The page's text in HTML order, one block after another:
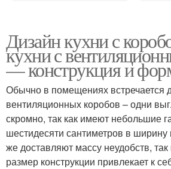
Вентиляционная шахта
Вентиляционные
короба
Дизайн кухни с
кухни с
— конструкция и
Обычно в помещениях встречается
вентиляционных коробов – одни
скромно, так как имеют небольшие
шестидесяти сантиметров в ширину
же доставляют массу неудобств,
размер конструкции привлекает к